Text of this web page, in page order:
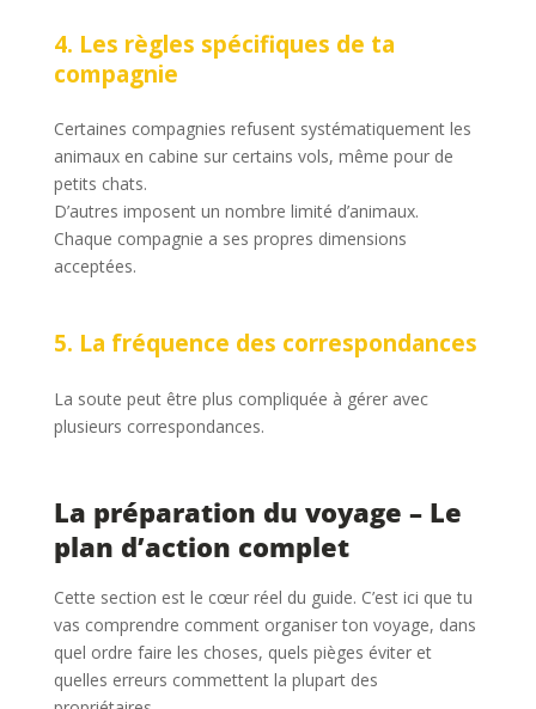
4. Les règles spécifiques de ta
compagnie
Certaines compagnies refusent systématiquement les
animaux en cabine sur certains vols, même pour de
petits chats.
D’autres imposent un nombre limité d’animaux.
Chaque compagnie a ses propres dimensions
acceptées.
5. La fréquence des correspondances
La soute peut être plus compliquée à gérer avec
plusieurs correspondances.
La préparation du voyage – Le
plan d’action complet
Cette section est le cœur réel du guide. C’est ici que tu
vas comprendre comment organiser ton voyage, dans
quel ordre faire les choses, quels pièges éviter et
quelles erreurs commettent la plupart des